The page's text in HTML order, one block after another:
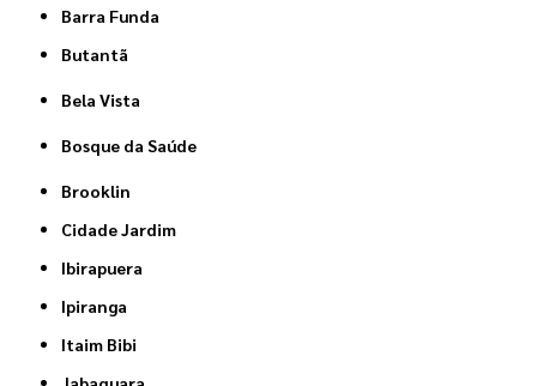
Barra Funda
Butantã
Bela Vista
Bosque da Saúde
Brooklin
Cidade Jardim
Ibirapuera
Ipiranga
Itaim Bibi